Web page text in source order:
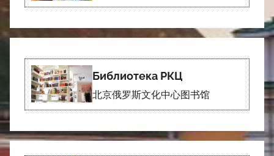
Библиотека РКЦ
北京俄罗斯文化中心图书馆